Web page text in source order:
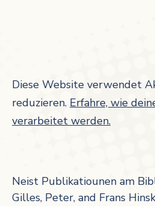
Diese Website verwendet
reduzieren. Erfahre, wie
verarbeitet werden.
Neist Publikatiounen am
Gilles, Peter, and Frans